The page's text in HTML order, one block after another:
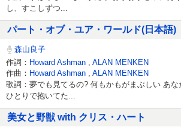
し、すこしずつ...
パート・オブ・ユア・ワールド(日本語)
森山良子
作詞： Howard Ashman
ALAN MENKEN
作曲： Howard Ashman ALAN MENKEN
歌詞：夢でも見てるの? 何もかもがまぶしい あ
ひとりで抱いてた...
美女と野獣 with クリス・ハート